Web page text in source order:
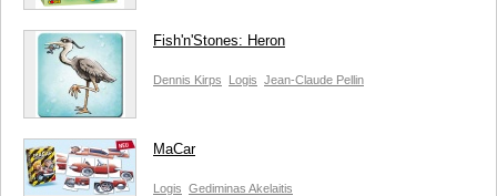
Fish'n'Stones: Heron
Dennis Kirps Logis Jean-Claude Pellin
MaCar
Logis Gediminas Akelaitis